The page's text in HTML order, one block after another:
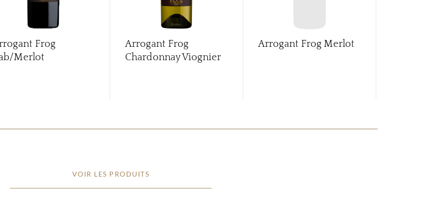
Frog
Merlot
Arrogant Frog
Chardonnay Viognier
Arrogant Frog Merlot
VOIR LES PRODUITS